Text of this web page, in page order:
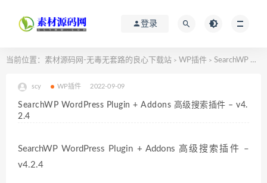
登录
当前位置： 素材源码网-无毒无套路的良心下载站 > WP插件 > SearchWP WordPress Plugin + Addons 高级搜索插件 – v4.2.4
scy WP插件 2022-09-09
SearchWP WordPress Plugin + Addons 高级搜索插件 – v4.
2.4
SearchWP WordPress Plugin + Addons 高级搜索插件 –
v4.2.4